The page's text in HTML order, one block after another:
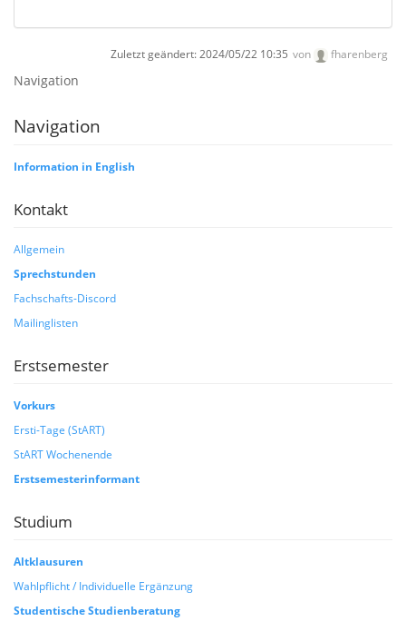
Zuletzt geändert: 2024/05/22 10:35 von fharenberg
Navigation
Navigation
Information in English
Kontakt
Allgemein
Sprechstunden
Fachschafts-Discord
Mailinglisten
Erstsemester
Vorkurs
Ersti-Tage (StART)
StART Wochenende
Erstsemesterinformant
Studium
Altklausuren
Wahlpflicht / Individuelle Ergänzung
Studentische Studienberatung